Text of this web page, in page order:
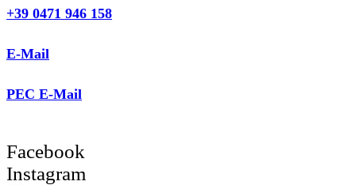
+39 0471 946 158
E-Mail
PEC E-Mail
Facebook
Instagram